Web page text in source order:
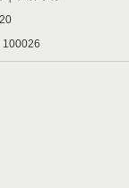
100026